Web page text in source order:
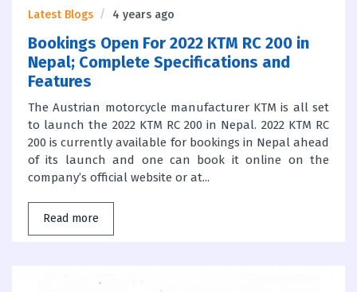
Latest Blogs 4 years ago
Bookings Open For 2022 KTM RC 200 in
Nepal; Complete Specifications and
Features
The Austrian motorcycle manufacturer KTM is all set
to launch the 2022 KTM RC 200 in Nepal. 2022 KTM RC
200 is currently available for bookings in Nepal ahead
of its launch and one can book it online on the
company’s official website or at...
Read more